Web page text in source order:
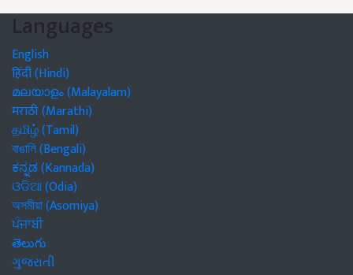
Languages
English
हिंदी (Hindi)
മലയാളം (Malayalam)
मराठी (Marathi)
தமிழ் (Tamil)
বাঙালি (Bengali)
ಕನ್ನಡ (Kannada)
ଓଡିଆ (Odia)
অসমীয়া (Asomiya)
ਪੰਜਾਬੀ
తెలుగు
ગુજરાતી